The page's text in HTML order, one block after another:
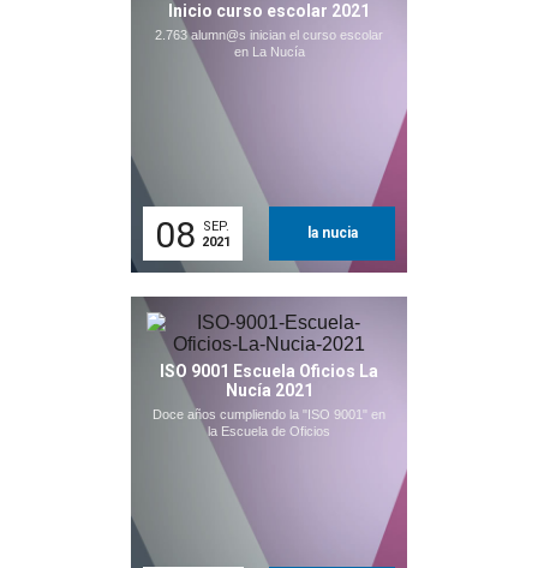
Inicio curso escolar 2021
2.763 alumn@s inician el curso escolar
en La Nucía
08
SEP.
2021
la nucia
ISO 9001 Escuela Oficios La
Nucía 2021
Doce años cumpliendo la "ISO 9001" en
la Escuela de Oficios